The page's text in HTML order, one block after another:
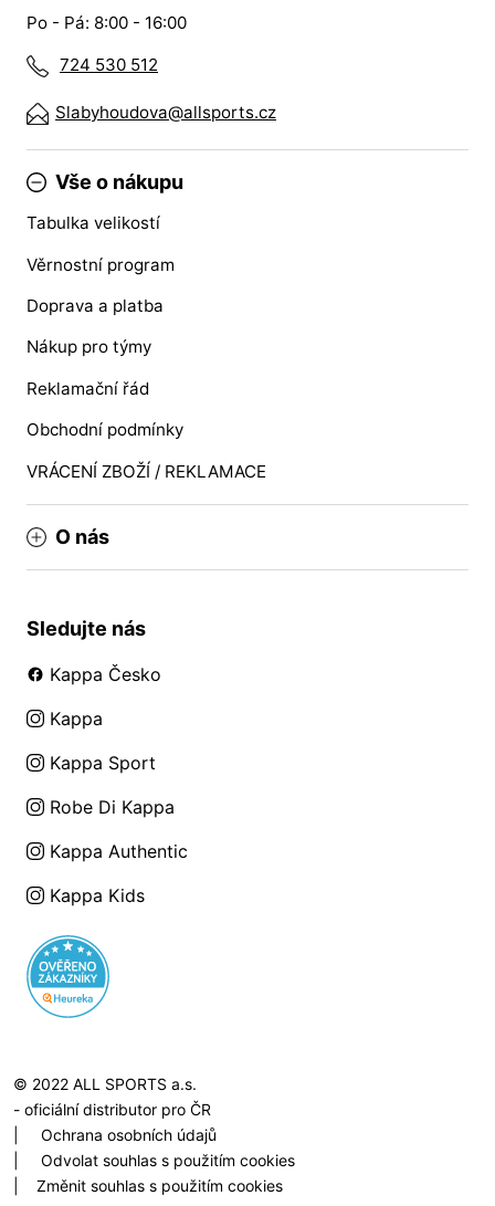
Po - Pá: 8:00 - 16:00
724 530 512
Slabyhoudova@allsports.cz
Vše o nákupu
Tabulka velikostí
Věrnostní program
Doprava a platba
Nákup pro týmy
Reklamační řád
Obchodní podmínky
VRÁCENÍ ZBOŽÍ / REKLAMACE
O nás
Sledujte nás
Kappa Česko
Kappa
Kappa Sport
Robe Di Kappa
Kappa Authentic
Kappa Kids
© 2022 ALL SPORTS a.s.
- oficiální distributor pro ČR
Ochrana osobních údajů
Odvolat souhlas s použitím cookies
Změnit souhlas s použitím cookies